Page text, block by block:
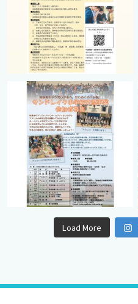
cts.international.friendship
8月 12
Load More